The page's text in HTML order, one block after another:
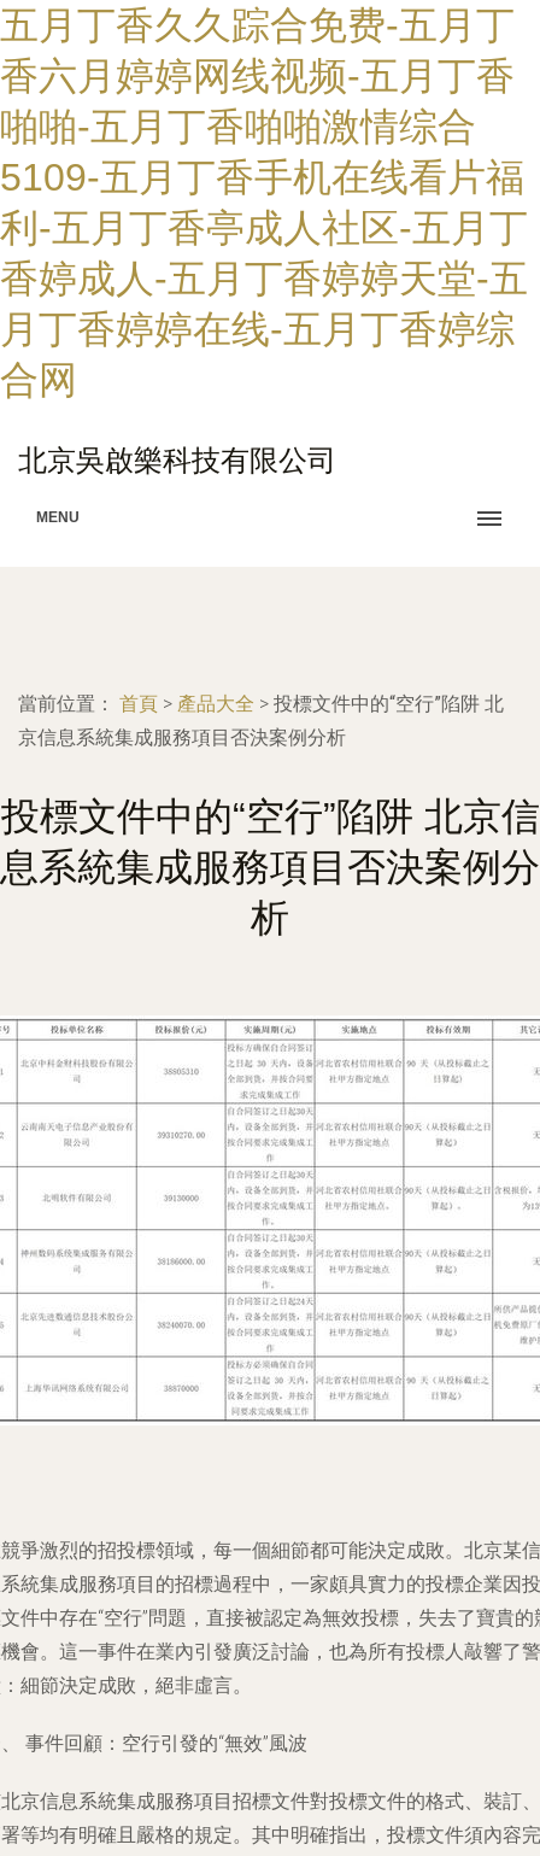
五月丁香久久踪合免费-五月丁
香六月婷婷网线视频-五月丁香
啪啪-五月丁香啪啪激情综合
5109-五月丁香手机在线看片福
利-五月丁香亭成人社区-五月丁
香婷成人-五月丁香婷婷天堂-五
月丁香婷婷在线-五月丁香婷综
合网
北京吳啟樂科技有限公司
MENU
當前位置： 首頁 > 產品大全 > 投標文件中的“空行”陷阱 北
京信息系統集成服務項目否決案例分析
投標文件中的“空行”陷阱 北京信
息系統集成服務項目否決案例分
析
爭激烈的招投標領域，每一個細節都可能決定成敗。北京某信
統集成服務項目的招標過程中，一家頗具實力的投標企業因投
件中存在“空行”問題，直接被認定為無效投標，失去了寶貴的
會。這一事件在業內引發廣泛討論，也為所有投標人敲響了警
細節決定成敗，絕非虛言。
事件回顧：空行引發的“無效”風波
京信息系統集成服務項目招標文件對投標文件的格式、裝訂、
等均有明確且嚴格的規定。其中明確指出，投標文件須內容完